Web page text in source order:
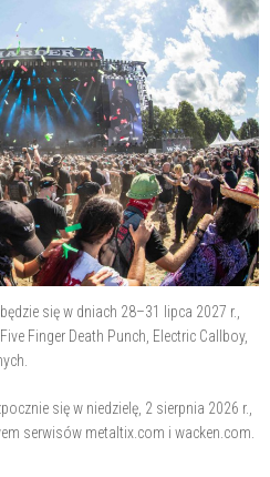
się w dniach 28–31 lipca 2027 r.,
Finger Death Punch, Electric Callboy,
się w niedzielę, 2 sierpnia 2026 r.,
serwisów metaltix.com i wacken.com.